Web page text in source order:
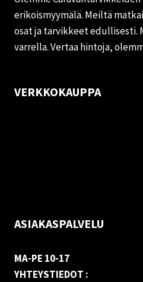
erikoismyymälä. Meiltä
osat ja tarvikkeet edullisesti.
varrella. Vertaa hintoja,
VERKKOKAUPPA
ASIAKASPALVELU
MA-PE 10-17
YHTEYSTIEDOT :